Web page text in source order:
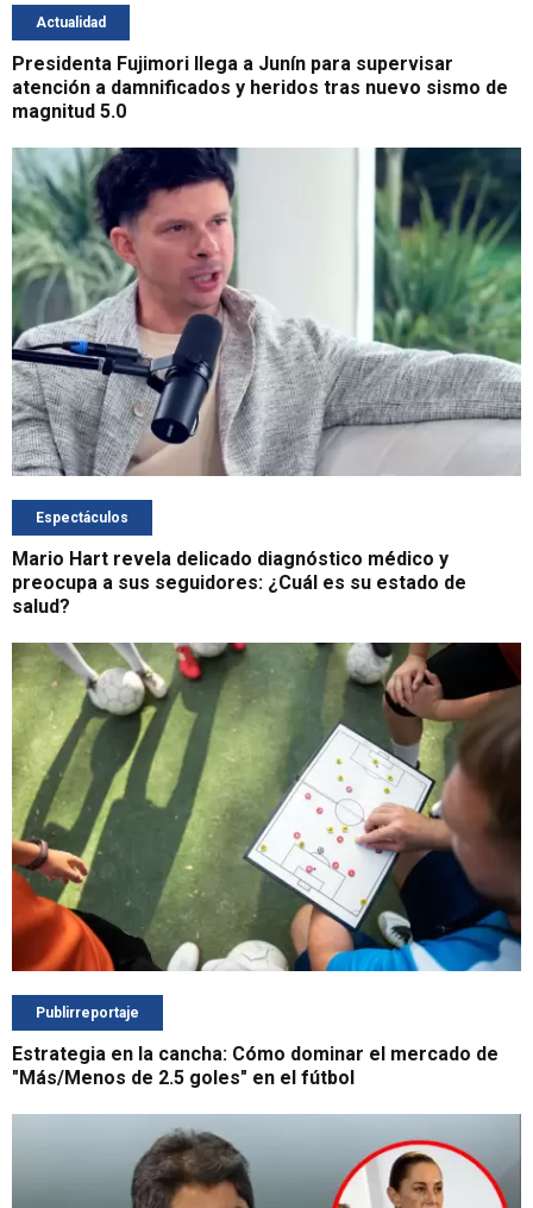
Actualidad
Presidenta Fujimori llega a Junín para supervisar
atención a damnificados y heridos tras nuevo sismo de
magnitud 5.0
Espectáculos
Mario Hart revela delicado diagnóstico médico y
preocupa a sus seguidores: ¿Cuál es su estado de
salud?
Publirreportaje
Estrategia en la cancha: Cómo dominar el mercado de
"Más/Menos de 2.5 goles" en el fútbol